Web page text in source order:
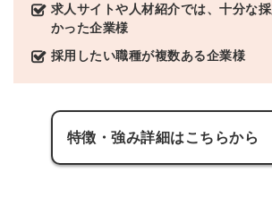
求人サイトや人材紹介では、十分な
かった企業様
採用したい職種が複数ある企業様
特徴・強み詳細はこちらから